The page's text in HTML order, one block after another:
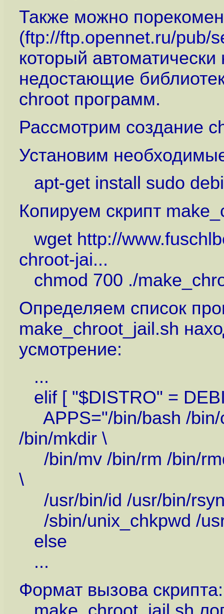
Также можно
(ftp://ftp.opennet.ru/pub/
который
недостающие
chroot программ.
Рассмотрим создание
Установим
apt-get install sudo
Копируем скрипт
wget http://
chroot-jai...
chmod 700 ./
Определяем список
make_chroot_jail.sh
усмотрение:
...
elif [ "$DISTRO" =
APPS="/bin/bash /bin/
/bin/mkdir \
/bin/mv /bin/rm /bin/
\
/usr/bin/id /usr/bin/
/sbin/unix_chkpwd /
else
...
Формат вызова скрипта: